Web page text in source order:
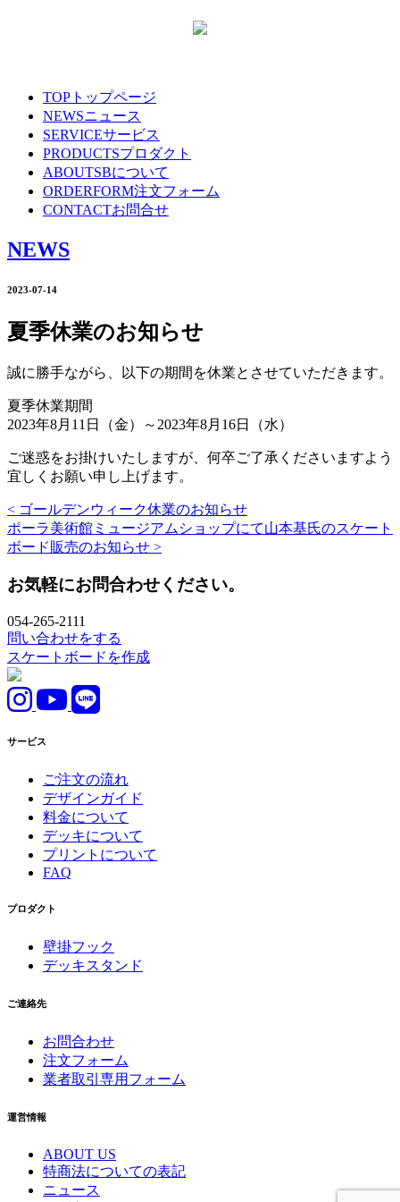
TOP トップページ
NEWSニュース
SERVICEサービス
PRODUCTSプロダクト
ABOUTSBについて
ORDERFORM注文フォーム
CONTACTお問合せ
NEWS
2023-07-14
夏季休業のお知らせ
誠に勝手ながら、以下の期間を休業とさせていただきます。
夏季休業期間
2023年8月11日（金）～2023年8月16日（水）
ご迷惑をお掛けいたしますが、何卒ご了承くださいますよう
宜しくお願い申し上げます。
< ゴールデンウィーク休業のお知らせ
ポーラ美術館ミュージアムショップにて山本基氏のスケート
ボード販売のお知らせ >
お気軽にお問合わせください。
054-265-2111
問い合わせをする
スケートボードを作成
サービス
ご注文の流れ
デザインガイド
料金について
デッキについて
プリントについて
FAQ
プロダクト
壁掛フック
デッキスタンド
ご連絡先
お問合わせ
注文フォーム
業者取引専用フォーム
運営情報
ABOUT US
特商法についての表記
ニュース